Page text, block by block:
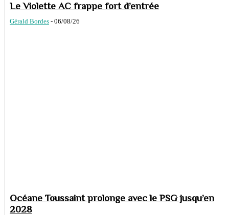
Le Violette AC frappe fort d’entrée
Gérald Bordes - 06/08/26
Océane Toussaint prolonge avec le PSG jusqu’en
2028